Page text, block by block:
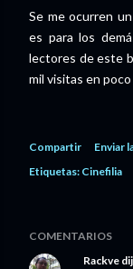
Se me ocurren
es para los
lectores de este
mil visitas en poco
Compartir
Enviar
Etiquetas: Cinefilia
COMENTARIOS
Rackve